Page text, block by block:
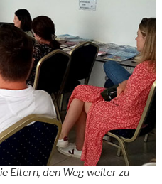
Eltern, den Weg weiter zu